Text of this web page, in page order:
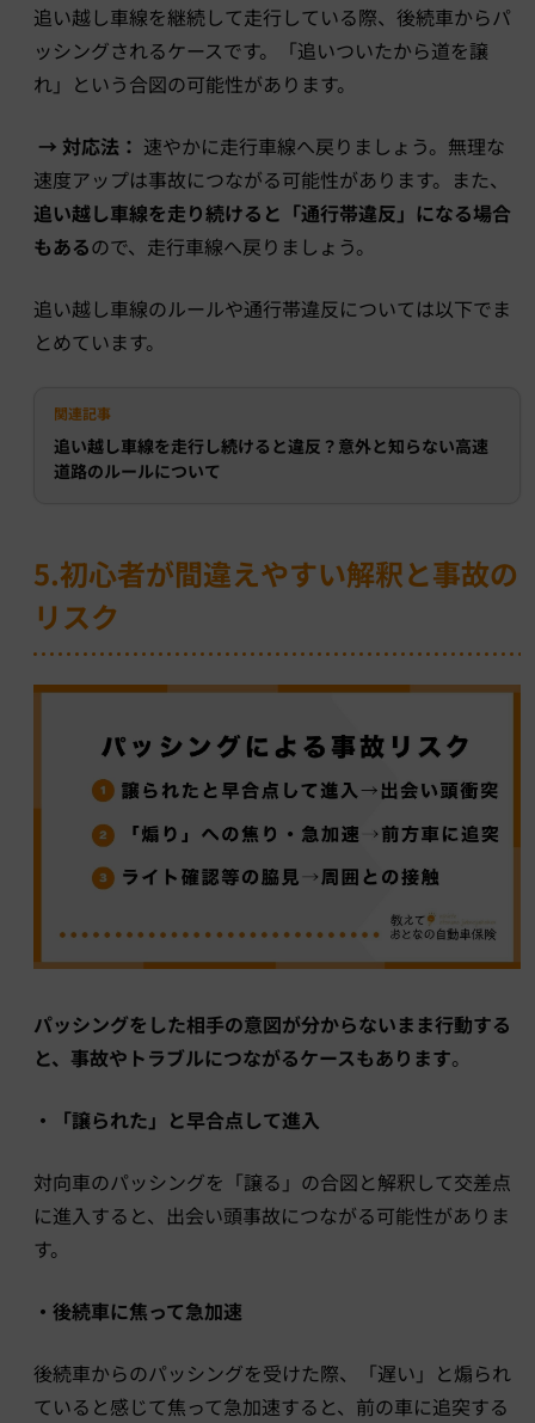
追い越し車線を継続して走行している際、後続車からパ
ッシングされるケースです。「追いついたから道を譲
れ」という合図の可能性があります。
→ 対応法： 速やかに走行車線へ戻りましょう。無理な
速度アップは事故につながる可能性があります。また、
追い越し車線を走り続けると「通行帯違反」になる場合
もあるので、走行車線へ戻りましょう。
追い越し車線のルールや通行帯違反については以下でま
とめています。
関連記事
追い越し車線を走行し続けると違反？意外と知らない高速
道路のルールについて
5.初心者が間違えやすい解釈と事故の
リスク
パッシングをした相手の意図が分からないまま行動する
と、事故やトラブルにつながるケースもあります。
・「譲られた」と早合点して進入
対向車のパッシングを「譲る」の合図と解釈して交差点
に進入すると、出会い頭事故につながる可能性がありま
す。
・後続車に焦って急加速
後続車からのパッシングを受けた際、「遅い」と煽られ
ていると感じて焦って急加速すると、前の車に追突する